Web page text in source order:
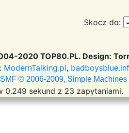
Skocz do:
2020 TOP80.PL. Design:
ModernTalking.pl,
SMF © 2006-2009, Simple Machines
0.249 sekund z 23 zapytaniami.